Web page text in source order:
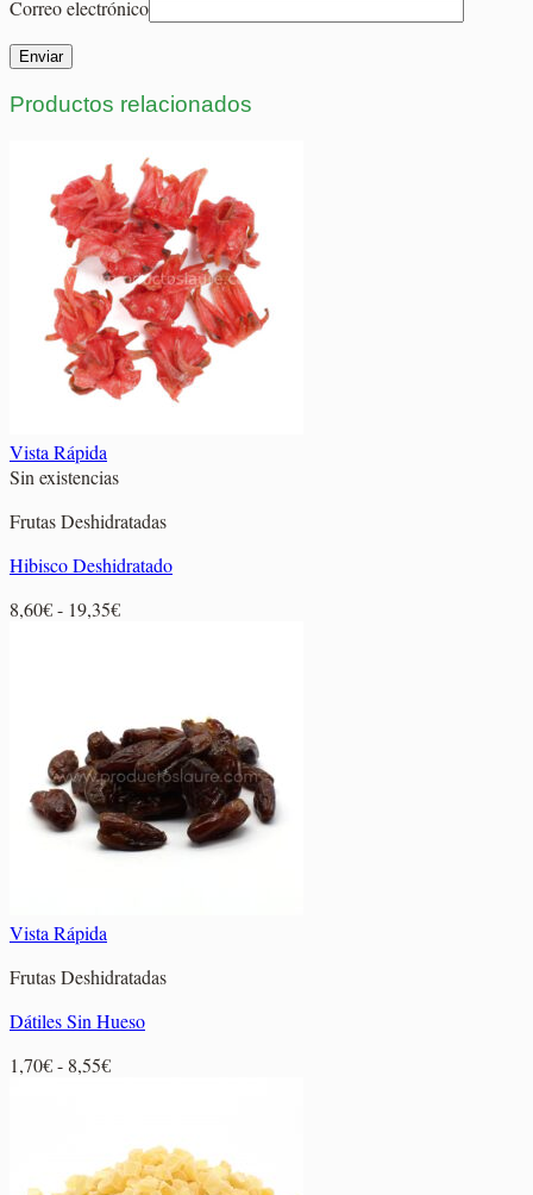
Correo electrónico
Productos relacionados
Vista Rápida
Sin existencias
Frutas Deshidratadas
Hibisco Deshidratado
8,60€- 19,35€Rango
hasta
19,35€
Vista Rápida
Frutas Deshidratadas
Dátiles Sin Hueso
1,70€- 8,55€Rango
1,70€
hasta